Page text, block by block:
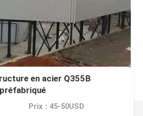
en acier Q355B
Prix：45-50USD